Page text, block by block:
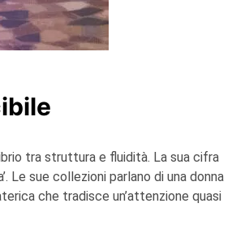
tra struttura e fluidità. La sua cifra
Le sue collezioni parlano di una donna
che tradisce un’attenzione quasi